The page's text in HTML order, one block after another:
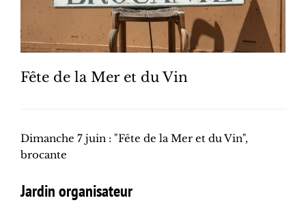
Fête de la Mer et du Vin
Dimanche 7 juin : "Fête de la Mer et du Vin",
brocante
Jardin organisateur